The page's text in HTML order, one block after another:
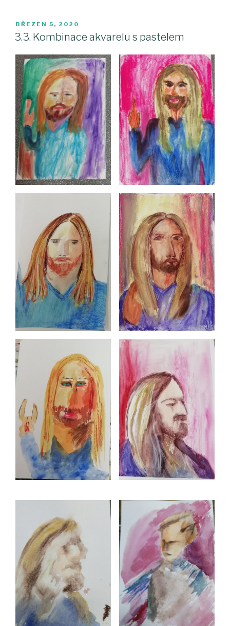
PUBLIKOVÁNO
BŘEZEN 5, 2020
3.3. Kombinace akvarelu s pastelem